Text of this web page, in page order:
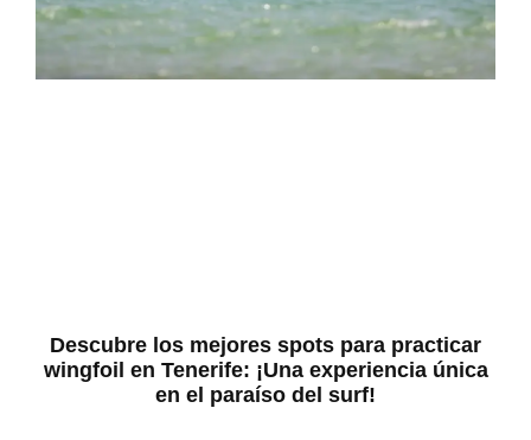
Descubre los mejores spots para practicar
wingfoil en Tenerife: ¡Una experiencia única
en el paraíso del surf!